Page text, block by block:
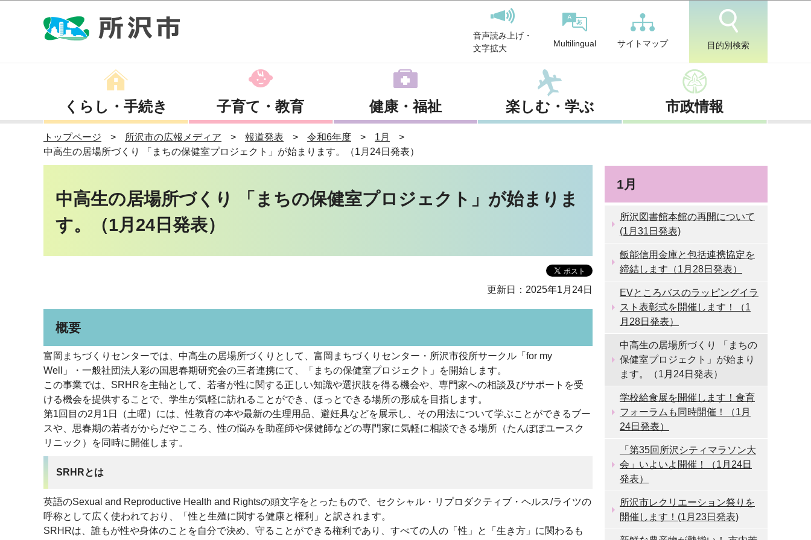
音声読み上げ・
文字拡大
Multilingual サイトマップ 目的別検索
くらし・手続き 子育て・教育 健康・福祉 楽しむ・学ぶ 市政情報
トップページ 所沢市の広報メディア 報道発表 令和6年度
1月
中高生の居場所づくり 「まちの保健室プロジェクト」が始まります。（1月24日発表）
中高生の居場所づくり 「まちの保健室プロジェクト」が始まりま
す。（1月24日発表）
更新日：2025年1月24日
概要
富岡まちづくりセンターでは、中高生の居場所づくりとして、富岡まちづくりセンター・所沢市役所サークル「for my
Well」・一般社団法人彩の国思春期研究会の三者連携にて、「まちの保健室プロジェクト」を開始します。
この事業では、SRHRを主軸として、若者が性に関する正しい知識や選択肢を得る機会や、専門家への相談及びサポートを受
ける機会を提供することで、学生が気軽に訪れることができ、ほっとできる場所の形成を目指します。
第1回目の2月1日（土曜）には、性教育の本や最新の生理用品、避妊具などを展示し、その用法について学ぶことができるブー
スや、思春期の若者がからだやこころ、性の悩みを助産師や保健師などの専門家に気軽に相談できる場所（たんぽぽユースク
リニック）を同時に開催します。
SRHRとは
英語のSexual and Reproductive Health and Rightsの頭文字をとったもので、セクシャル・リプロダクティブ・ヘルス/ライツの
呼称として広く使われており、「性と生殖に関する健康と権利」と訳されます。
SRHRは、誰もが性や身体のことを自分で決め、守ることができる権利であり、すべての人の「性」と「生き方」に関わるも
1月
所沢図書館本館の再開について
(1月31日発表)
飯能信用金庫と包括連携協定を
締結します（1月28日発表）
EVところバスのラッピングイラ
スト表彰式を開催します！（1
月28日発表）
中高生の居場所づくり 「まちの
保健室プロジェクト」が始まり
ます。（1月24日発表）
学校給食展を開催します！食育
フォーラムも同時開催！（1月
24日発表）
「第35回所沢シティマラソン大
会」いよいよ開催！（1月24日
発表）
所沢市レクリエーション祭りを
開催します！(1月23日発表)